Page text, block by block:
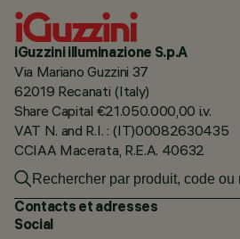
iGuzzini illuminazione S.p.A
Via Mariano Guzzini 37
62019 Recanati (Italy)
Share Capital €21.050.000,00 i.v.
VAT N. and R.I. : (IT)00082630435
CCIAA Macerata, R.E.A. 40632
Contacts et adresses
Social